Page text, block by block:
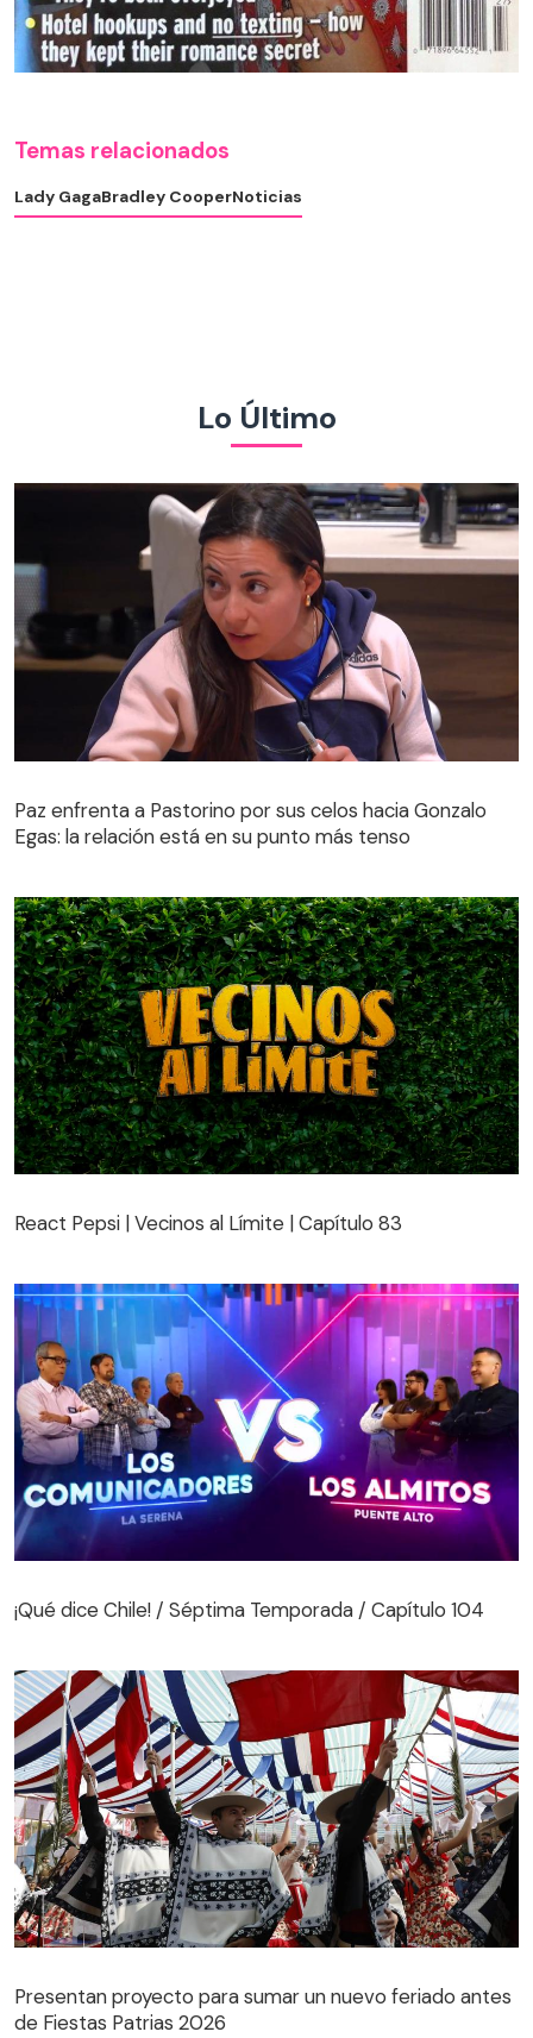
Temas relacionados
Lady GagaBradley CooperNoticias
Lo Último
Egas: la relación está en su punto más tenso
Paz enfrenta a Pastorino por sus celos hacia Gonzalo
Egas: la relación está en su punto más tenso
React Pepsi | Vecinos al Límite | Capítulo 83
¡Qué dice Chile! / Séptima Temporada / Capítulo 104
Presentan proyecto para sumar un nuevo feriado antes
de Fiestas Patrias 2026